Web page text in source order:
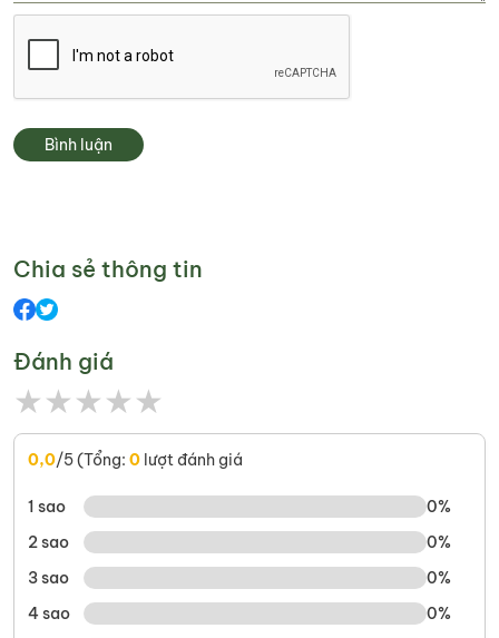
Bình luận
Chia sẻ thông tin
Đánh giá
★★★★★
0,0/5 (Tổng: 0 lượt đánh giá
1 sao
0%
2 sao
0%
3 sao
0%
4 sao
0%